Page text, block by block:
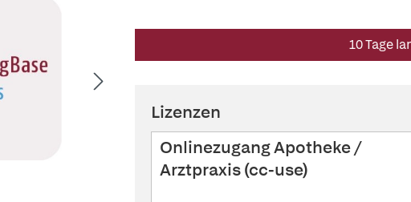
10 Tage
Lizenzen
Onlinezugang Apotheke /
Arztpraxis (cc-use)